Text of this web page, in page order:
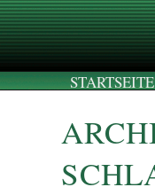
STARTSEITE